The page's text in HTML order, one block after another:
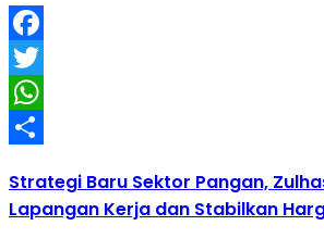
Facebook
Twitter
WhatsApp
Strategi Baru Sektor Pangan,
Lapangan Kerja dan Stabilkan